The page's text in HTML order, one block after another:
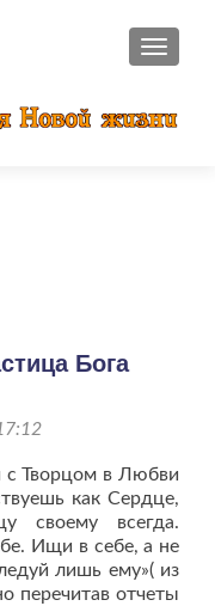
Бога
Творцом в Любви
как Сердце,
своему всегда.
Ищи в себе, а не
лишь ему»( из
отчеты